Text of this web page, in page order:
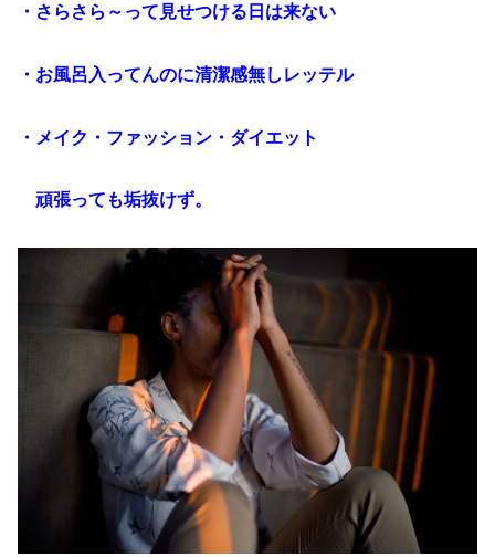
・さらさら～って見せつける日は来ない
・お風呂入ってんのに清潔感無しレッテル
・メイク・ファッション・ダイエット
頑張っても垢抜けず。